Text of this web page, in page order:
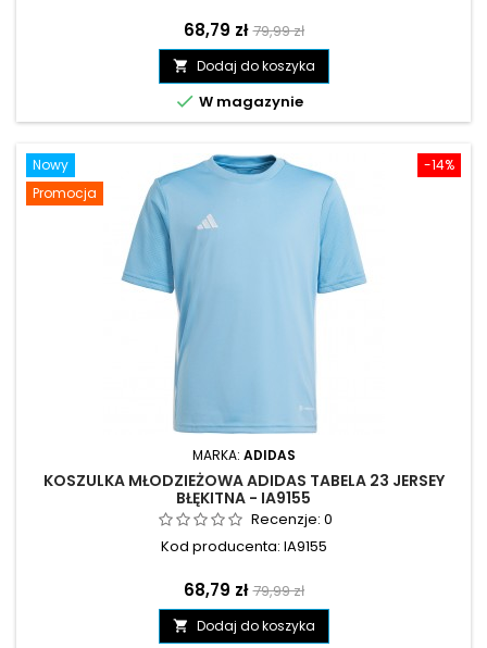
Cena
68,79 zł Cena
podstawowa
79,99 zł
 Dodaj do koszyka
 W magazynie
-14%
Nowy
Promocja
MARKA: ADIDAS
KOSZULKA MŁODZIEŻOWA ADIDAS TABELA 23 JERSEY
BŁĘKITNA - IA9155
Recenzje: 0
Kod producenta: IA9155
Cena
68,79 zł Cena
podstawowa
79,99 zł
 Dodaj do koszyka